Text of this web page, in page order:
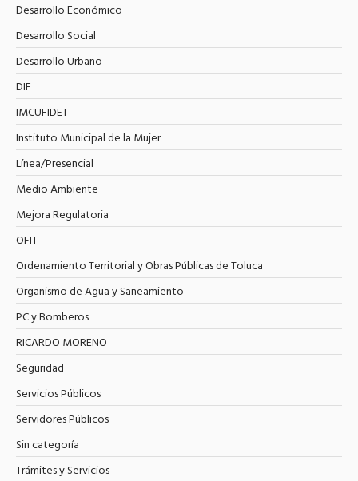
Desarrollo Económico
Desarrollo Social
Desarrollo Urbano
DIF
IMCUFIDET
Instituto Municipal de la Mujer
Línea/Presencial
Medio Ambiente
Mejora Regulatoria
OFIT
Ordenamiento Territorial y Obras Públicas de Toluca
Organismo de Agua y Saneamiento
PC y Bomberos
RICARDO MORENO
Seguridad
Servicios Públicos
Servidores Públicos
Sin categoría
Trámites y Servicios